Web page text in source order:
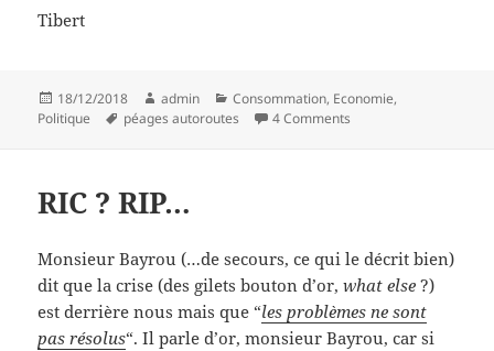
Tibert
Posted
on
18/12/2018 Author
admin Categories
Consommation, Economie,
Politique
Tags
péages autoroutes 4 Comments
RIC ? RIP…
Monsieur Bayrou (…de secours, ce qui le décrit bien)
dit que la crise (des gilets bouton d’or,what else ?)
est derrière nous mais que “les problèmes ne sont
pas résolus“. Il parle d’or, monsieur Bayrou, car si